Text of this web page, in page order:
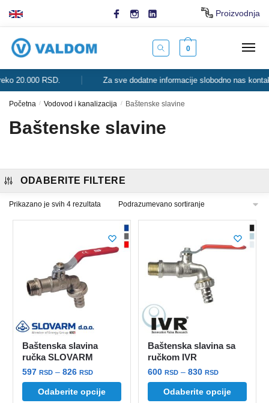
Proizvodnja
0
20.000 RSD. Za sve dodatne informacije slobodno nas
Početna / Vodovod i kanalizacija / Baštenske slavine
Baštenske slavine
ODABERITE FILTERE
Prikazano je svih 4 rezultata
Baštenska slavina
ručka SLOVARM
597RSD – 826RSDRaspon
cena:
od
Odaberite opcije
Ovaj
Baštenska slavina sa
ručkom IVR
600RSD – 830RSDRaspon
cena:
od
Odaberite opcije
Ovaj